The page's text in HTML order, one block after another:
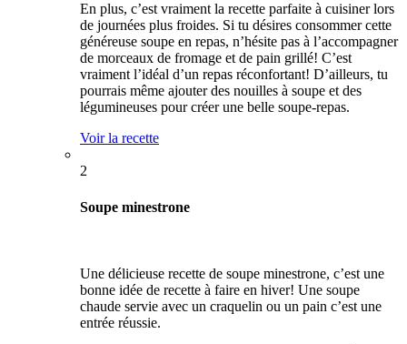
En plus, c’est vraiment la recette parfaite à cuisiner lors
de journées plus froides. Si tu désires consommer cette
généreuse soupe en repas, n’hésite pas à l’accompagner
de morceaux de fromage et de pain grillé! C’est
vraiment l’idéal d’un repas réconfortant! D’ailleurs, tu
pourrais même ajouter des nouilles à soupe et des
légumineuses pour créer une belle soupe-repas.
Voir la recette
2
Soupe minestrone
Une délicieuse recette de soupe minestrone, c’est une
bonne idée de recette à faire en hiver! Une soupe
chaude servie avec un craquelin ou un pain c’est une
entrée réussie.